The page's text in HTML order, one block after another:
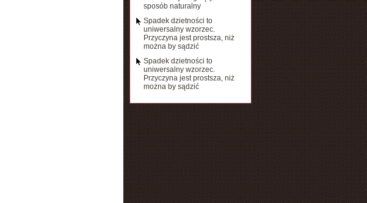
sposób naturalny
Spadek dzietności to
uniwersalny wzorzec.
Przyczyna jest prostsza, niż
można by sądzić
Spadek dzietności to
uniwersalny wzorzec.
Przyczyna jest prostsza, niż
można by sądzić